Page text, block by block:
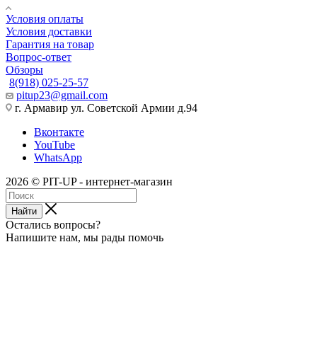
Условия оплаты
Условия доставки
Гарантия на товар
Вопрос-ответ
Обзоры
8(918) 025-25-57
pitup23@gmail.com
г. Армавир ул. Советской Армии д.94
Вконтакте
YouTube
WhatsApp
2026 © PIT-UP - интернет-магазин
Найти
Остались вопросы?
Напишите нам, мы рады помочь